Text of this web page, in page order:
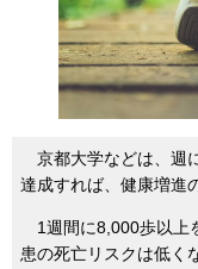
京都大学などは、週
達成すれば、健康増進
1週間に8,000歩以上
患の死亡リスクは低く